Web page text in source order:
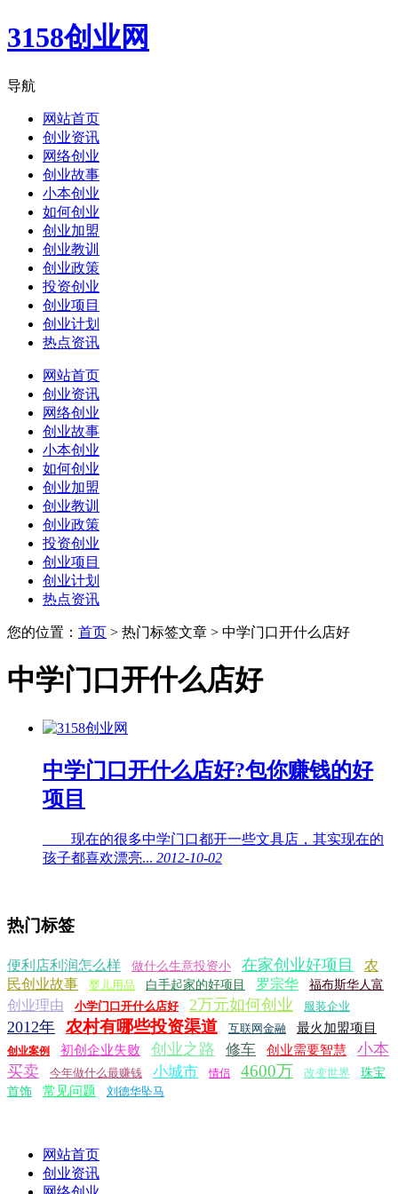
3158创业网
导航
网站首页
创业资讯
网络创业
创业故事
小本创业
如何创业
创业加盟
创业教训
创业政策
投资创业
创业项目
创业计划
热点资讯
网站首页
创业资讯
网络创业
创业故事
小本创业
如何创业
创业加盟
创业教训
创业政策
投资创业
创业项目
创业计划
热点资讯
您的位置： 首页 > 热门标签文章 > 中学门口开什么店好
中学门口开什么店好
中学门口开什么店好?包你赚钱的好
项目
现在的很多中学门口都开一些文具店，其实现在的
孩子都喜欢漂亮... 2012-10-02
热门标签
便利店利润怎么样 做什么生意投资小 在家创业好项目
农
民创业故事
婴儿用品 白手起家的好项目 罗宗华 福布斯华人富
创业理由 小学门口开什么店好 2万元如何创业 服装企业
2012年 农村有哪些投资渠道 互联网金融 最火加盟项目
创业案例 初创企业失败 创业之路 修车 创业需要智慧
小本
买卖
今年做什么最赚钱 小城市 情侣 4600万 改变世界
珠宝
首饰
常见问题 刘德华坠马
网站首页
创业资讯